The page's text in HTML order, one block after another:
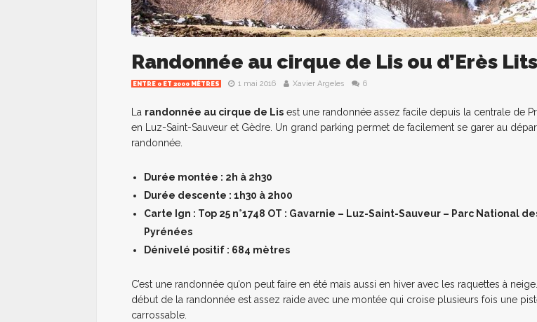
Randonnée au cirque de Lis ou d’Erès Lits
ENTRE 0 ET 2000 MÈTRES 1 mai 2016 Xavier Argeles 6
La randonnée au cirque de Lis est une randonnée assez facile depuis la centrale de
en Luz-Saint-Sauveur et Gèdre. Un grand parking permet de facilement se garer au
randonnée.
Durée montée : 2h à 2h30
Durée descente : 1h30 à 2h00
Carte Ign : Top 25 n°1748 OT : Gavarnie – Luz-Saint-Sauveur – Parc National
Pyrénées
Dénivelé positif : 684 mètres
C’est une randonnée qu’on peut faire en été mais aussi en hiver avec les raquettes à
début de la randonnée est assez raide avec une montée qui croise plusieurs fois une
carrossable.